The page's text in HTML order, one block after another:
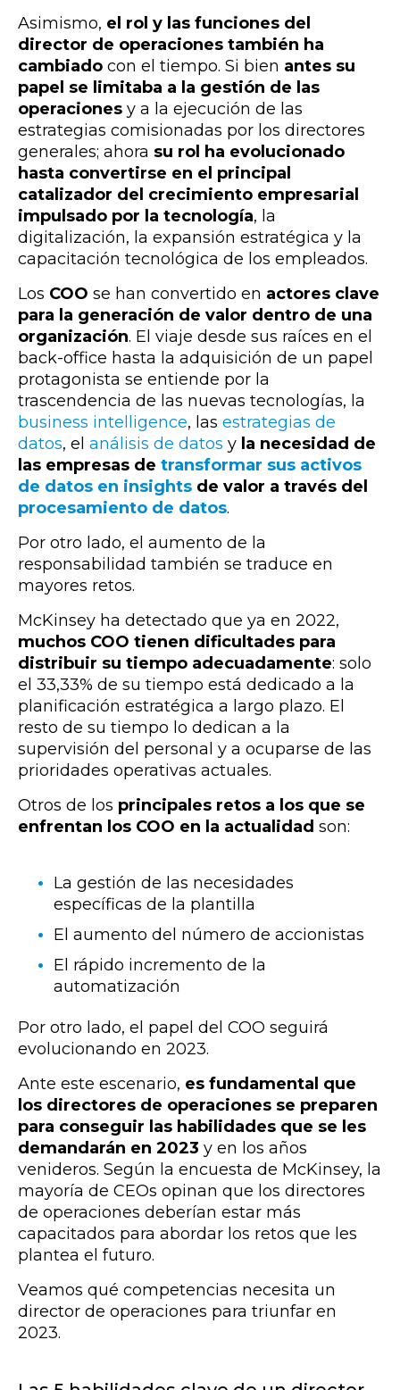
Asimismo, el rol y las funciones del
director de operaciones también ha
cambiado con el tiempo. Si bien antes su
papel se limitaba a la gestión de las
operaciones y a la ejecución de las
estrategias comisionadas por los directores
generales; ahora su rol ha evolucionado
hasta convertirse en el principal
catalizador del crecimiento empresarial
impulsado por la tecnología, la
digitalización, la expansión estratégica y la
capacitación tecnológica de los empleados.
Los COO se han convertido en actores clave
para la generación de valor dentro de una
organización. El viaje desde sus raíces en el
back-office hasta la adquisición de un papel
protagonista se entiende por la
trascendencia de las nuevas tecnologías, la
business intelligence, las estrategias de
datos, el análisis de datos y la necesidad de
las empresas de transformar sus activos
de datos en insights de valor a través del
procesamiento de datos.
Por otro lado, el aumento de la
responsabilidad también se traduce en
mayores retos.
McKinsey ha detectado que ya en 2022,
muchos COO tienen dificultades para
distribuir su tiempo adecuadamente: solo
el 33,33% de su tiempo está dedicado a la
planificación estratégica a largo plazo. El
resto de su tiempo lo dedican a la
supervisión del personal y a ocuparse de las
prioridades operativas actuales.
Otros de los principales retos a los que se
enfrentan los COO en la actualidad son:
La gestión de las necesidades
específicas de la plantilla
El aumento del número de accionistas
El rápido incremento de la
automatización
Por otro lado, el papel del COO seguirá
evolucionando en 2023.
Ante este escenario, es fundamental que
los directores de operaciones se preparen
para conseguir las habilidades que se les
demandarán en 2023 y en los años
venideros. Según la encuesta de McKinsey, la
mayoría de CEOs opinan que los directores
de operaciones deberían estar más
capacitados para abordar los retos que les
plantea el futuro.
Veamos qué competencias necesita un
director de operaciones para triunfar en
2023.